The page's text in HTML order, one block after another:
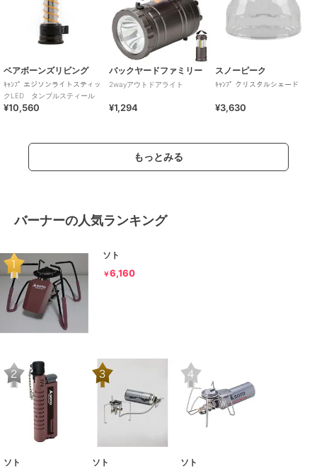
ベアボーンズリビング
ｷｬﾝﾌﾟ エジソンライトスティッ
クLED タンブルスティール
¥10,560
バックヤードファミリー
2wayアウトドアライト
¥1,294
スノーピーク
ｷｬﾝﾌﾟ クリスタルシェード
¥3,630
もっとみる
バーナーの人気ランキング
ソト
￥6,160
ソト ソト ソト